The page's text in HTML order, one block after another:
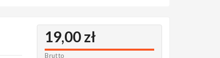
19,00 zł
Brutto